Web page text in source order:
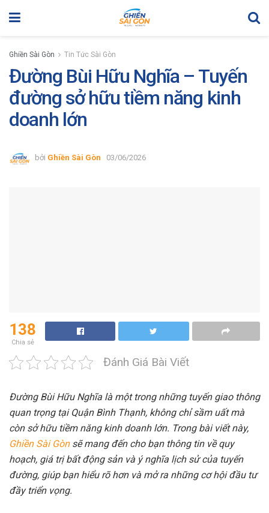
Ghiền Sài Gòn Tin Tức Sài Gòn
Đường Bùi Hữu Nghĩa – Tuyến
đường sở hữu tiềm năng kinh
doanh lớn
bởi Ghiền Sài Gòn 03/06/2026
138
Chia sẻ
Đánh Giá Bài Viết
Đường Bùi Hữu Nghĩa là một trong những tuyến giao thông
quan trọng tại Quận Bình Thạnh, không chỉ sầm uất mà
còn sở hữu tiềm năng kinh doanh lớn. Trong bài viết này,
Ghiền Sài Gònsẽ mang đến cho bạn thông tin về quy
hoạch, giá trị bất động sản và ý nghĩa lịch sử của tuyến
đường, giúp bạn hiểu rõ hơn và mở ra những cơ hội đầu tư
đầy triển vọng.